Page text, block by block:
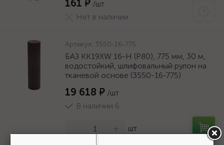
161 ₽ /шт
Нет в наличии
Артикул: 3550-16-775
БАЗ KK19XW 16-H (Р80), 775 мм, 30 м,
водостойкий, шлифовальный рулон на
тканевой основе (3550-16-775)
19 618 ₽ /шт
В наличии 6
+ шт